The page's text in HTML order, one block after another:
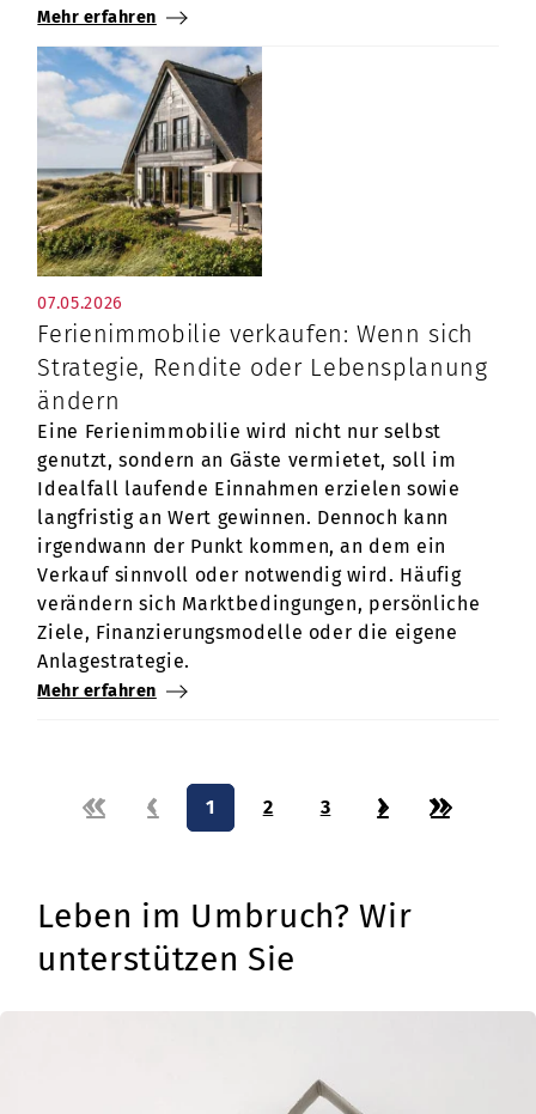
Mehr erfahren
07.05.2026
Ferienimmobilie verkaufen: Wenn sich
Strategie, Rendite oder Lebensplanung
ändern
Eine Ferienimmobilie wird nicht nur selbst
genutzt, sondern an Gäste vermietet, soll im
Idealfall laufende Einnahmen erzielen sowie
langfristig an Wert gewinnen. Dennoch kann
irgendwann der Punkt kommen, an dem ein
Verkauf sinnvoll oder notwendig wird. Häufig
verändern sich Marktbedingungen, persönliche
Ziele, Finanzierungsmodelle oder die eigene
Anlagestrategie.
Mehr erfahren
« ‹ 1 2 3 › »
Leben im Umbruch? Wir
unterstützen Sie